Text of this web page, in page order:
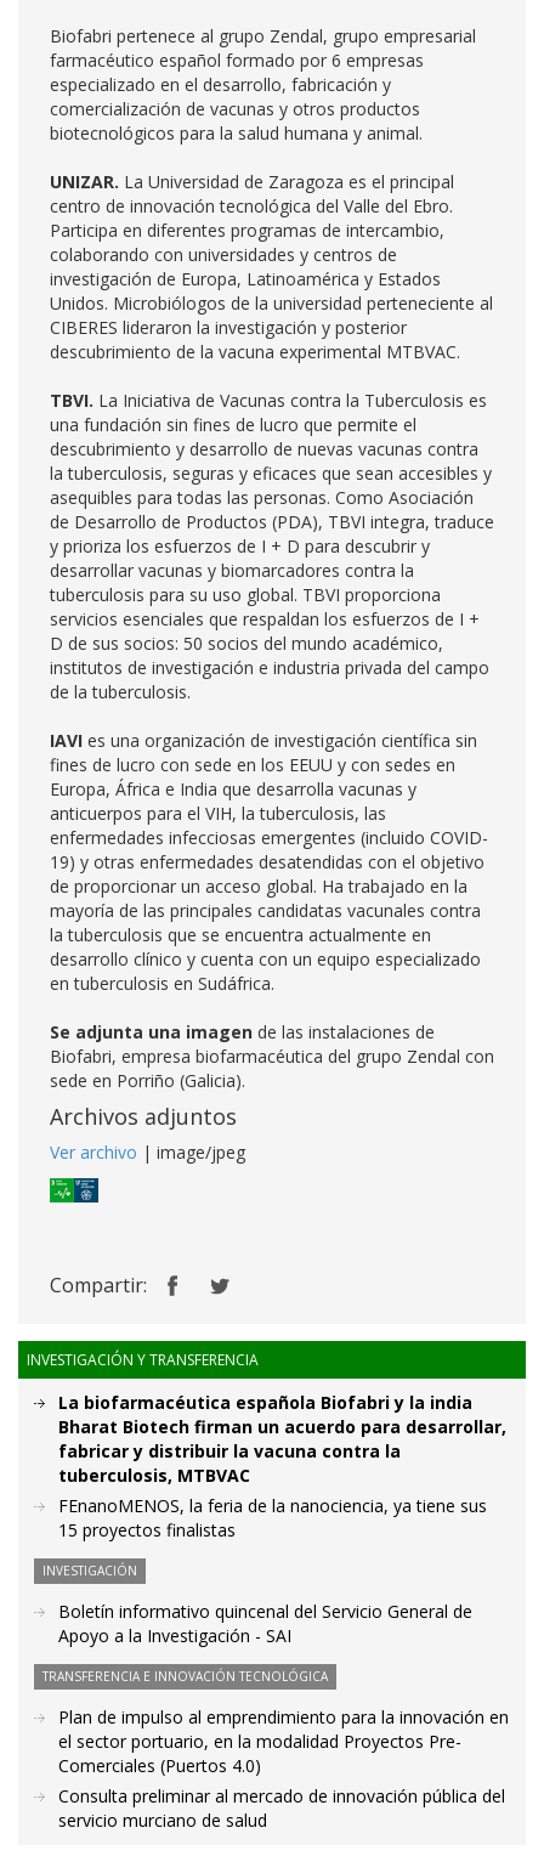
Biofabri pertenece al grupo Zendal, grupo empresarial
farmacéutico español formado por 6 empresas
especializado en el desarrollo, fabricación y
comercialización de vacunas y otros productos
biotecnológicos para la salud humana y animal.
UNIZAR. La Universidad de Zaragoza es el principal
centro de innovación tecnológica del Valle del Ebro.
Participa en diferentes programas de intercambio,
colaborando con universidades y centros de
investigación de Europa, Latinoamérica y Estados
Unidos. Microbiólogos de la universidad perteneciente al
CIBERES lideraron la investigación y posterior
descubrimiento de la vacuna experimental MTBVAC.
TBVI. La Iniciativa de Vacunas contra la Tuberculosis es
una fundación sin fines de lucro que permite el
descubrimiento y desarrollo de nuevas vacunas contra
la tuberculosis, seguras y eficaces que sean accesibles y
asequibles para todas las personas. Como Asociación
de Desarrollo de Productos (PDA), TBVI integra, traduce
y prioriza los esfuerzos de I + D para descubrir y
desarrollar vacunas y biomarcadores contra la
tuberculosis para su uso global. TBVI proporciona
servicios esenciales que respaldan los esfuerzos de I +
D de sus socios: 50 socios del mundo académico,
institutos de investigación e industria privada del campo
de la tuberculosis.
IAVI es una organización de investigación científica sin
fines de lucro con sede en los EEUU y con sedes en
Europa, África e India que desarrolla vacunas y
anticuerpos para el VIH, la tuberculosis, las
enfermedades infecciosas emergentes (incluido COVID-
19) y otras enfermedades desatendidas con el objetivo
de proporcionar un acceso global. Ha trabajado en la
mayoría de las principales candidatas vacunales contra
la tuberculosis que se encuentra actualmente en
desarrollo clínico y cuenta con un equipo especializado
en tuberculosis en Sudáfrica.
Se adjunta una imagen de las instalaciones de
Biofabri, empresa biofarmacéutica del grupo Zendal con
sede en Porriño (Galicia).
Archivos adjuntos
Ver archivo | image/jpeg
Compartir:
INVESTIGACIÓN Y TRANSFERENCIA
La biofarmacéutica española Biofabri y la india
Bharat Biotech firman un acuerdo para desarrollar,
fabricar y distribuir la vacuna contra la
tuberculosis, MTBVAC
FEnanoMENOS, la feria de la nanociencia, ya tiene sus
15 proyectos finalistas
INVESTIGACIÓN
Boletín informativo quincenal del Servicio General de
Apoyo a la Investigación - SAI
TRANSFERENCIA E INNOVACIÓN TECNOLÓGICA
Plan de impulso al emprendimiento para la innovación en
el sector portuario, en la modalidad Proyectos Pre-
Comerciales (Puertos 4.0)
Consulta preliminar al mercado de innovación pública del
servicio murciano de salud